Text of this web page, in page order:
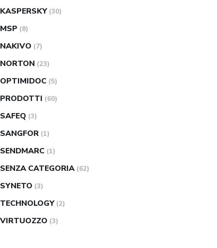
KASPERSKY (30)
MSP (8)
NAKIVO (7)
NORTON (23)
OPTIMIDOC (5)
PRODOTTI (60)
SAFEQ (3)
SANGFOR (1)
SENDMARC (1)
SENZA CATEGORIA (62)
SYNETO (3)
TECHNOLOGY (2)
VIRTUOZZO (3)